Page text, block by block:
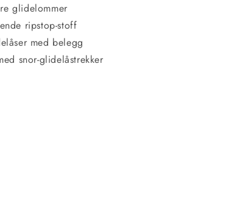
glidelommer
ripstop-stoff
med belegg
snor-glidelåstrekker